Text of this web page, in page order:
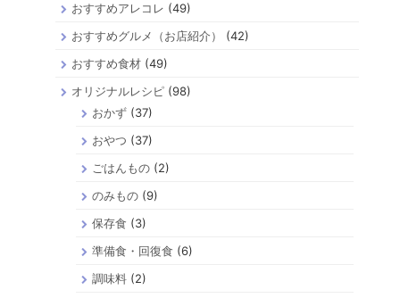
おすすめアレコレ (49)
おすすめグルメ（お店紹介）
(42)
おすすめ食材 (49)
オリジナルレシピ (98)
おかず(37)
おやつ (37)
ごはんもの(2)
のみもの(9)
保存食 (3)
準備食・回復食 (6)
調味料(2)